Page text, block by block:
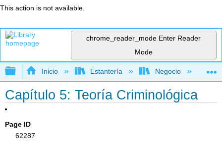
This action is not available.
chrome_reader_mode Enter Reader
Mode
Expandir/contraer jerarquía global
Inicio Estantería Negocio
Capítulo 5: Teoría Criminológica
Page ID
62287